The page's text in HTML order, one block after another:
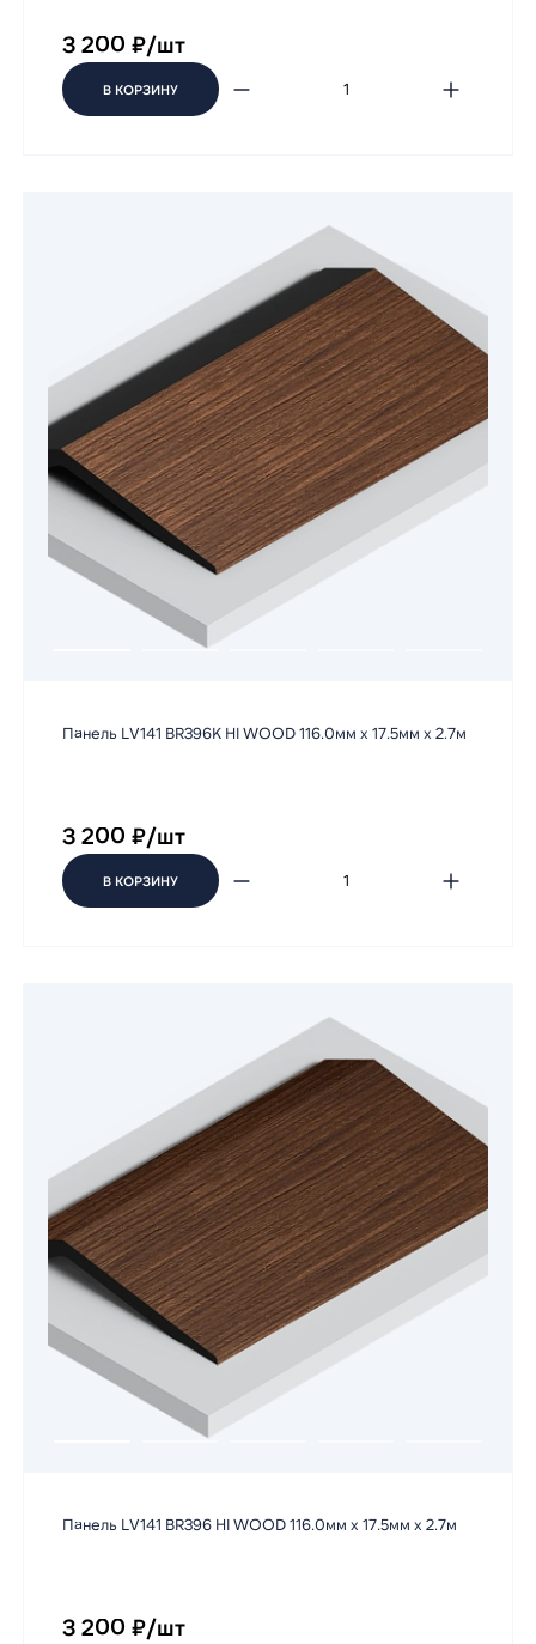
3 200 ₽/шт
В КОРЗИНУ
Панель LV141 BR396K HI WOOD 116.0мм х 17.5мм х 2.7м
3 200 ₽/шт
В КОРЗИНУ
Панель LV141 BR396 HI WOOD 116.0мм х 17.5мм х 2.7м
3 200 ₽/шт